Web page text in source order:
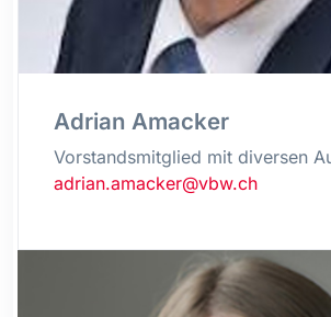
Adrian Amacker
Vorstandsmitglied mit diversen
adrian.amacker@vbw.ch